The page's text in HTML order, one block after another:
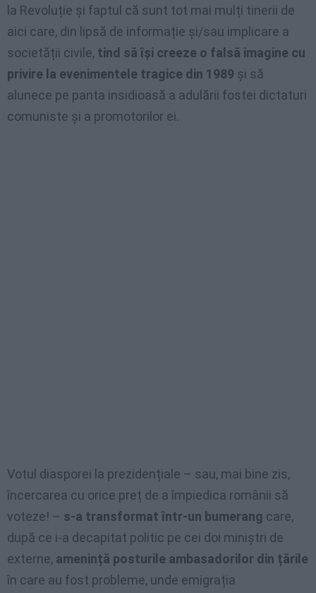
la Revoluție și faptul că sunt tot mai mulți tinerii de
aici care, din lipsă de informație și/sau implicare a
societății civile, tind să își creeze o falsă imagine cu
privire la evenimentele tragice din 1989 și să
alunece pe panta insidioasă a adulării fostei dictaturi
comuniste și a promotorilor ei.
Votul diasporei la prezidențiale – sau, mai bine zis,
încercarea cu orice preț de a împiedica românii să
voteze! – s-a transformat într-un bumerang care,
după ce i-a decapitat politic pe cei doi miniștri de
externe, amenință posturile ambasadorilor din țările
în care au fost probleme, unde emigrația